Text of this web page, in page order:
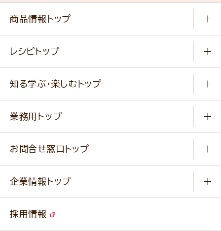
商品情報トップ
健康食品・他
新商品・リニューアル商品
通販サイト一覧
レシピトップ
作り方動画
みなさまのレシピはこちら
知る学ぶ・楽しむトップ
ふっくらパンをつくりましょう
キャンペーン
業務用トップ
ニップンの アマニ 業務用サイト
ベジカフェブランドサイト
お問合せ窓口トップ
改善事例
企業情報トップ
採用情報